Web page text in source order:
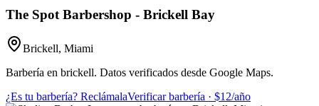
The Spot Barbershop - Brickell Bay
Brickell, Miami
Barbería en brickell. Datos verificados desde Google Maps.
¿Es tu barbería? ReclámalaVerificar barbería · $12/año